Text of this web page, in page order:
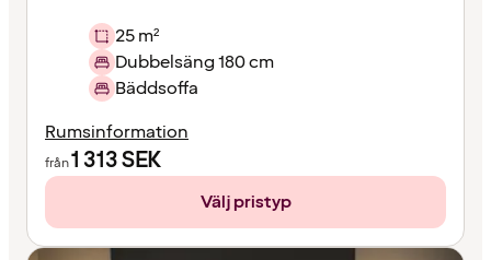
25 m²
Dubbelsäng 180 cm
Bäddsoffa
Rumsinformation
från1 313SEK
Välj pristyp